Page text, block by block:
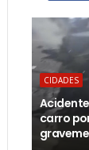
CIDADES
carro